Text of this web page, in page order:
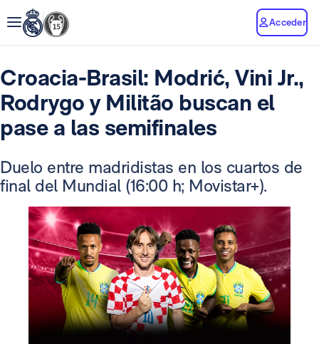
Acceder
Croacia-Brasil: Modrić, Vini Jr.,
Rodrygo y Militão buscan el
pase a las semifinales
Duelo entre madridistas en los cuartos de
final del Mundial (16:00 h; Movistar+).